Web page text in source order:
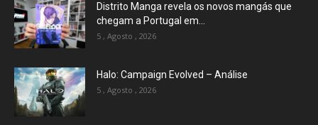
Distrito Manga revela os novos mangás que
chegam a Portugal em...
5 , Agosto , 2026
Halo: Campaign Evolved – Análise
5 , Agosto , 2026